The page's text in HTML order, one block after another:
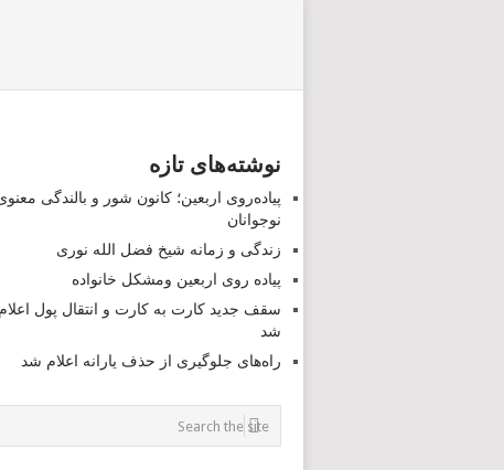
نوشته‌های تازه
پیاده‌روی اربعین؛ کانون شور و بالندگی
نوجوانان
زندگی و زمانه شیخ فضل الله نوری
پیاده روی اربعین ومشکل خانواده
سقف جدید کارت به کارت و انتقال پول اعلام
شد
راه‌های جلوگیری از حذف یارانه اعلام شد